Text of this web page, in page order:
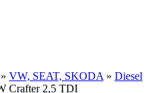
» VW, SEAT, SKODA » Diesel
Crafter 2,5 TDI